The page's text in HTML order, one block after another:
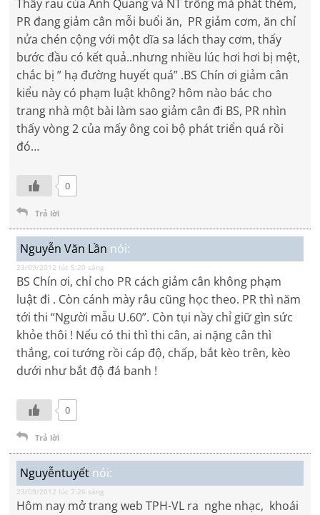
Thấy rau của Anh Quang và NT trồng mà phát thèm,
PR đang giảm cân mỗi buổi ăn, PR giảm cơm, ăn chỉ
nửa chén cộng với một dĩa sa lách thay cơm, thấy
bước đầu có kết quả..nhưng nhiều lúc hơi hơi bị mệt,
chắc bị ” hạ đường huyết quá” .BS Chín ơi giảm cân
kiểu này có phạm luật không? hôm nào bác cho
trang nhà một bài làm sao giảm cân đi BS, PR nhìn
thấy vòng 2 của mấy ông coi bộ phát triển quá rồi
đó…
0
Trả lời
Nguyễn Văn Lần nói:
23/09/2012 lúc 5:20 sáng
BS Chín ơi, chỉ cho PR cách giảm cân không phạm
luật đi . Còn cánh mày râu cũng học theo. PR thì năm
tới thi “Người mẫu U.60”. Còn tụi nầy chỉ giữ gìn sức
khỏe thôi ! Nếu có thi thì thi cân, ai nặng cân thì
thắng, coi tướng rồi cáp độ, chấp, bắt kèo trên, kèo
dưới như bắt độ đá banh !
0
Trả lời
Nguyễntuyết nói:
23/09/2012 lúc 7:26 sáng
Hôm nay mở trang web TPH-VL ra nghe nhạc, khoái